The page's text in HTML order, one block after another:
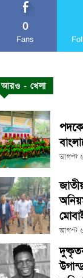
0
Fans
আরও - খেলা
আগস্ট
আগস্ট